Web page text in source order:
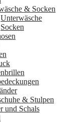
& Socken
Unterwäsche
Socken
& Stulpen
und Schals